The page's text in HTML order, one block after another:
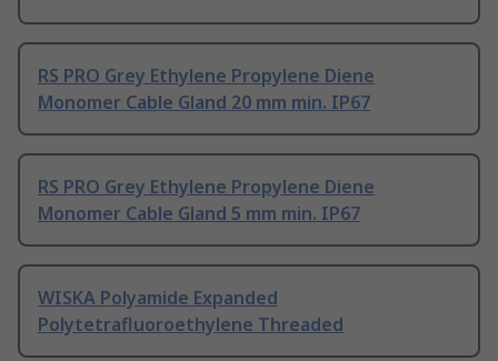
RS PRO Grey Ethylene Propylene Diene
Monomer Cable Gland 20 mm min. IP67
RS PRO Grey Ethylene Propylene Diene
Monomer Cable Gland 5 mm min. IP67
WISKA Polyamide Expanded
Polytetrafluoroethylene Threaded